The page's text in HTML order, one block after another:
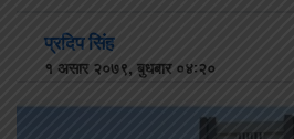
प्रदिप सिंह
१ असार २०७९, बुधबार ०४:२०